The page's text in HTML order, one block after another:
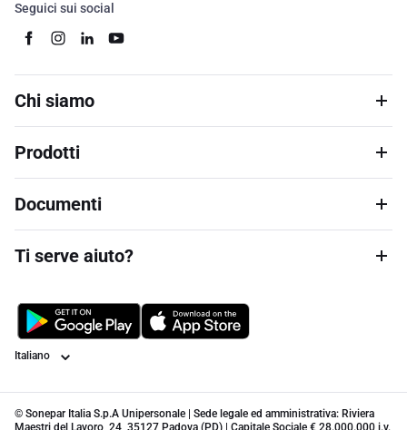
Seguici sui social
Chi siamo
Prodotti
Documenti
Ti serve aiuto?
Lingua
© Sonepar Italia S.p.A Unipersonale | Sede legale ed amministrativa: Riviera
Maestri del Lavoro, 24, 35127 Padova (PD) | Capitale Sociale € 28.000.000 i.v.